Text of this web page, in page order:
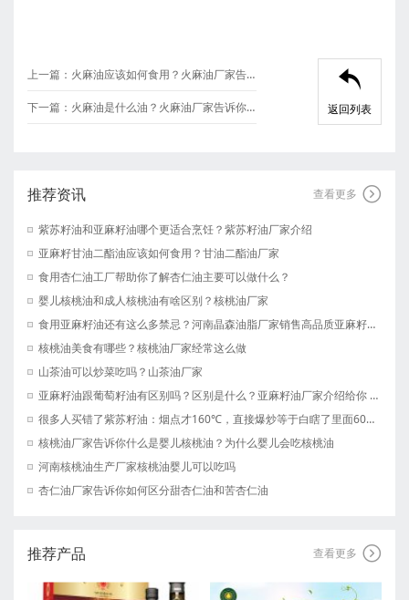
上一篇： 火麻油应该如何食用？火麻油厂家告诉你
下一篇： 火麻油是什么油？火麻油厂家告诉你！

返回列表
推荐资讯 查看更多 
紫苏籽油和亚麻籽油哪个更适合烹饪？紫苏籽油厂家介绍
亚麻籽甘油二酯油应该如何食用？甘油二酯油厂家
食用杏仁油工厂帮助你了解杏仁油主要可以做什么？
婴儿核桃油和成人核桃油有啥区别？核桃油厂家
食用亚麻籽油还有这么多禁忌？河南晶森油脂厂家销售高品质亚麻籽油！亚麻籽油厂家
核桃油美食有哪些？核桃油厂家经常这么做
山茶油可以炒菜吃吗？山茶油厂家
亚麻籽油跟葡萄籽油有区别吗？区别是什么？亚麻籽油厂家介绍给你 河南晶森油脂有限公司
很多人买错了紫苏籽油：烟点才160℃，直接爆炒等于白瞎了里面60%的α-亚麻酸 紫苏籽油厂家
核桃油厂家告诉你什么是婴儿核桃油？为什么婴儿会吃核桃油
河南核桃油生产厂家核桃油婴儿可以吃吗
杏仁油厂家告诉你如何区分甜杏仁油和苦杏仁油
推荐产品 查看更多 